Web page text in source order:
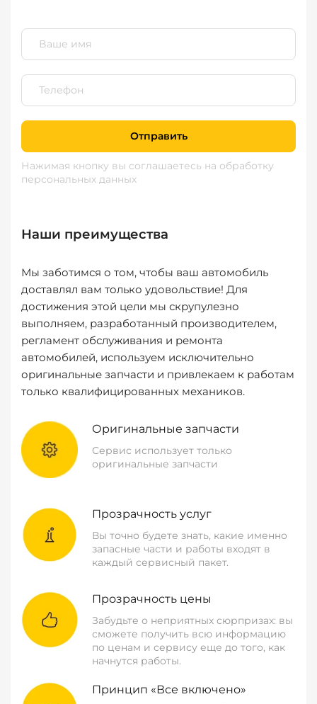
Отправить
Нажимая кнопку вы соглашаетесь на обработку
персональных данных
Наши преимущества
Мы заботимся о том, чтобы ваш автомобиль
доставлял вам только удовольствие! Для
достижения этой цели мы скрупулезно
выполняем, разработанный производителем,
регламент обслуживания и ремонта
автомобилей, используем исключительно
оригинальные запчасти и привлекаем к работам
только квалифицированных механиков.
Оригинальные запчасти
Сервис использует только
оригинальные запчасти
Прозрачность услуг
Вы точно будете знать, какие именно
запасные части и работы входят в
каждый сервисный пакет.
Прозрачность цены
Забудьте о неприятных сюрпризах: вы
сможете получить всю информацию
по ценам и сервису еще до того, как
начнутся работы.
Принцип «Все включено»